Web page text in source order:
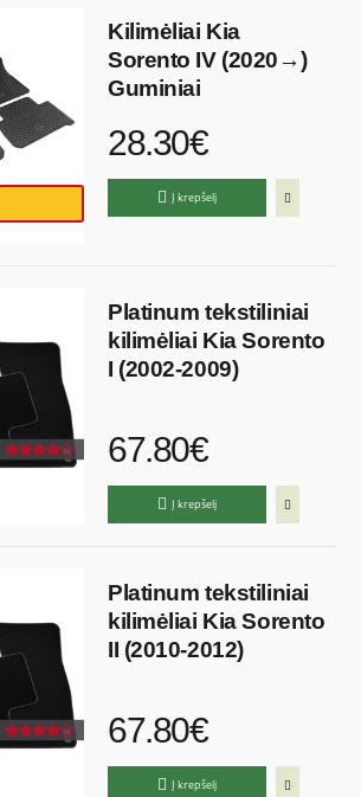
Kilimėliai Kia
Sorento IV (2020→)
Guminiai
28.30€
Į krepšelį
Platinum tekstiliniai
kilimėliai Kia Sorento
I (2002-2009)
67.80€
Į krepšelį
Platinum tekstiliniai
kilimėliai Kia Sorento
II (2010-2012)
67.80€
Į krepšelį